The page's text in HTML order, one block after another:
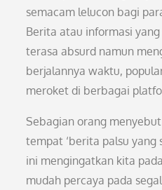
semacam lelucon bagi
Berita atau informasi
terasa absurd namun
berjalannya waktu,
meroket di berbagai
Sebagian orang
tempat ‘berita palsu yang
ini mengingatkan kita
mudah percaya pada